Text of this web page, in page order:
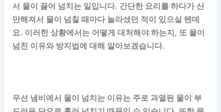
서 물이 끓어 넘치는 일입니다. 간단한 요리를 하다가 산
만해져서 물이 넘칠 때마다 놀라셨던 적이 있으실 텐데
요. 이러한 상황에서는 어떻게 대처해야 하는지, 또 물이
넘친 이유와 방지법에 대해 알아보겠습니다.
우선 냄비에서 물이 넘치는 이유는 주로 과열된 물이 부